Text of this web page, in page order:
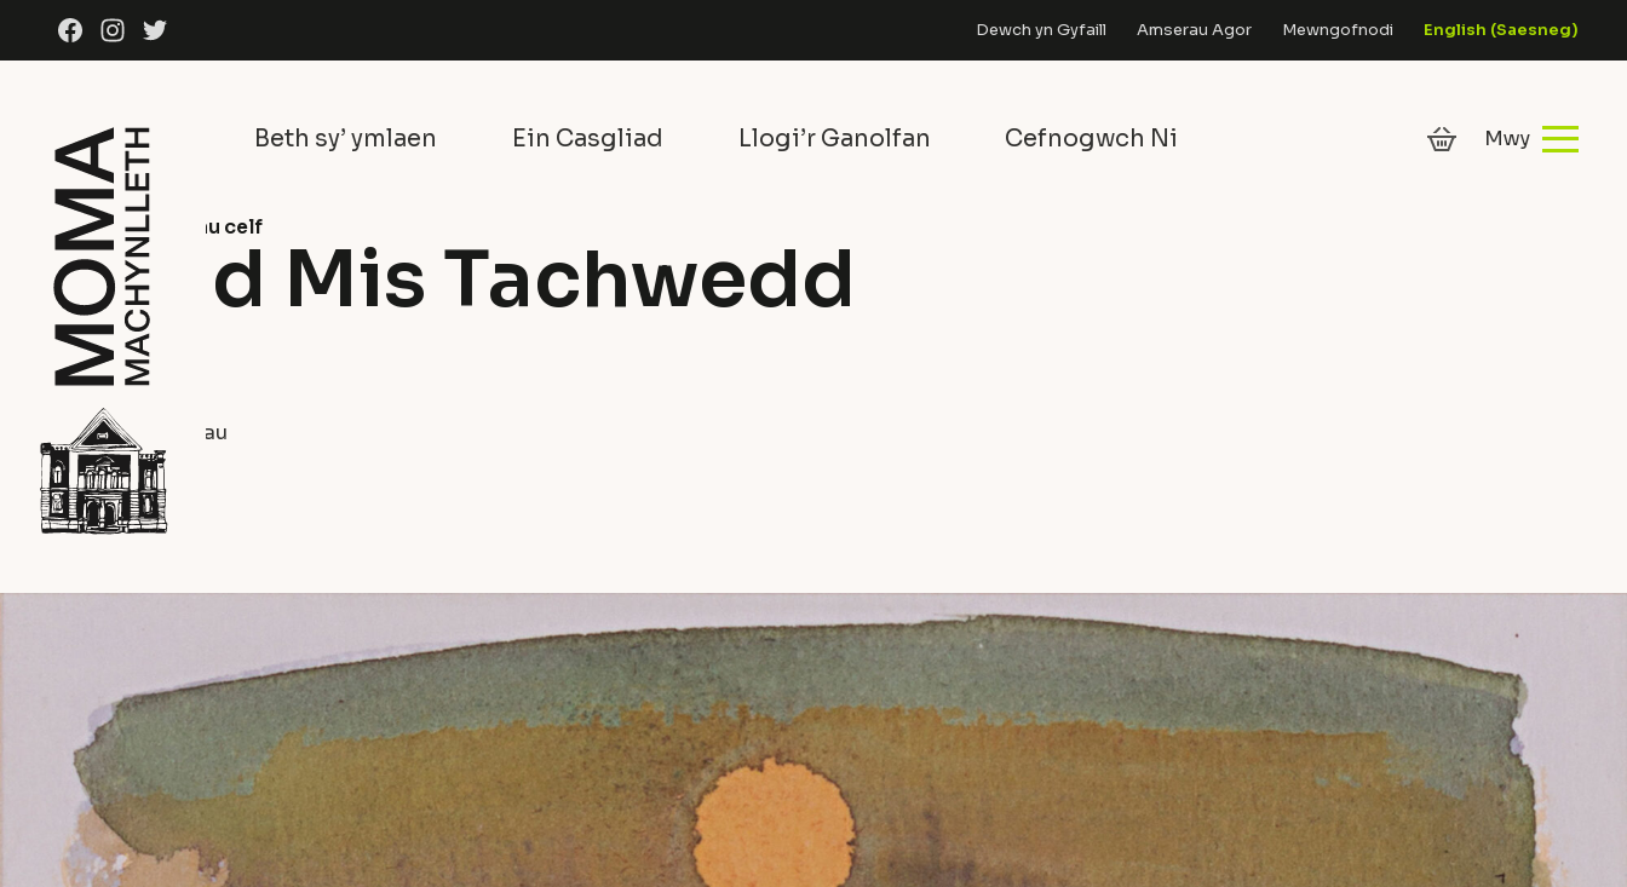
Skip to content
FacebookInstagram
Twitter Dewch yn Gyfaill Amserau Agor Mewngofnodi English (Saesneg)
Beth sy’ ymlaen Ein Casgliad Llogi’r Ganolfan Cefnogwch Ni
Ein casgliad Gweithiau celf
Lleuad Mis Tachwedd
Helen Kozich
Dyfrlliw
Darluniau a Dyfrlliwiau